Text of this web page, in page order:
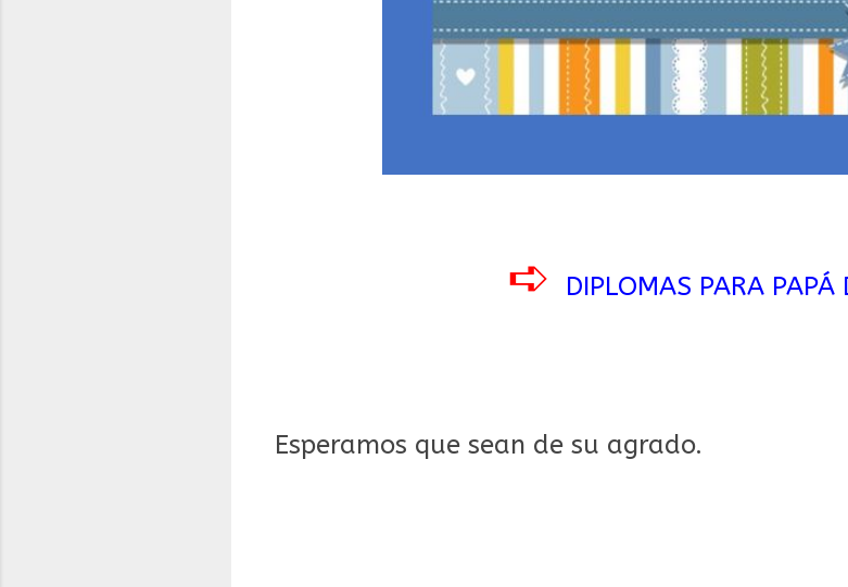
➪ DIPLOMAS PARA PAPÁ
Esperamos que sean de su agrado.